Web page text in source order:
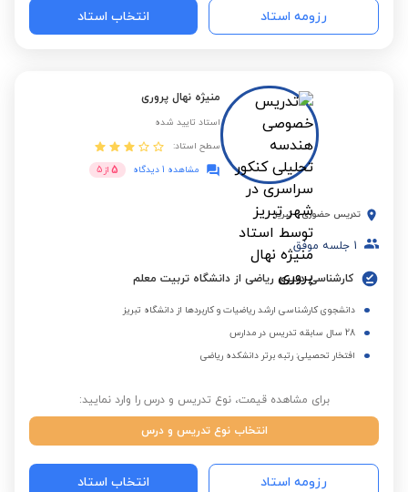
رزومه استاد انتخاب استاد
منیژه نهال پروری
استاد تایید شده
سطح استاد:
مشاهده 1 دیدگاه
5 از 5
تدریس حضوری - تبریز
1 جلسه موفق
کارشناسی دبیری ریاضی از دانشگاه تربیت معلم
دانشجوی کارشناسی ارشد ریاضیات و کاربردها از دانشگاه تبریز
28 سال سابقه تدریس در مدارس
افتخار تحصیلی: رتبه برتر دانشکده ریاضی
برای مشاهده قیمت، نوع تدریس و درس را وارد نمایید:
انتخاب نوع تدریس و درس
رزومه استاد انتخاب استاد